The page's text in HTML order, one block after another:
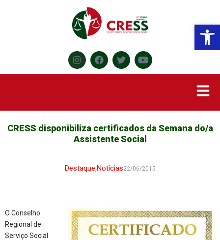
CRESS disponibiliza certificados da Semana do/a
Assistente Social
Destaque,Notícias22/06/2015
O Conselho
Regional de
Serviço Social